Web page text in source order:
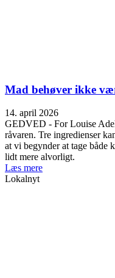
Mad behøver ikke
14. april 2026
GEDVED - For Louise
råvaren. Tre ingredienser
at vi begynder at tage både
lidt mere alvorligt.
Læs mere
Lokalnyt